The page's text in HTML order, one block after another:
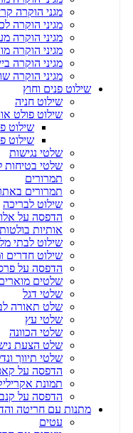
מגני הוקרה
מגיני הוקרה
מגיני הוקרה
מגיני הוקרה
מגיני הוקרה
מגיני הוקרה
שילוט פנים וחוץ
שילוט חניה
שילוט פולט
שילוט
שילוט
שלטי נגישות
שלטי בטיחות
תמרורים
תמרורים
שילוט לבריכה
הדפסה על
אותיות בולטות
שילוט לבתי
שילוט חדרים
הדפסה על
שלטים
שלטי דגל
שלט תאורה
שלטי עץ
שלטי הכוונה
שלט הצעת
שלטי תיווך
הדפסה על
תמונת
הדפסה על
מתנות עם חריטה
עטים